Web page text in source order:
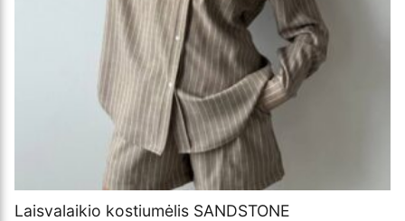
Laisvalaikio kostiumėlis SANDSTONE